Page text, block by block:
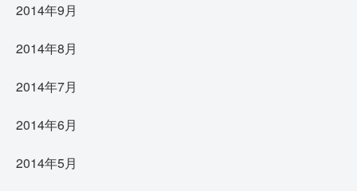
2014年9月
2014年8月
2014年7月
2014年6月
2014年5月